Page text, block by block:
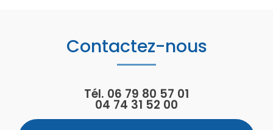
Contactez-nous
Tél. 06 79 80 57 01
04 74 31 52 00